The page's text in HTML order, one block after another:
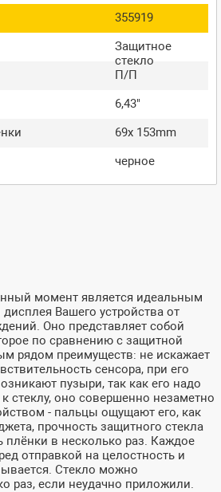
355919
Защитное
стекло
П/П
6,43"
69x 153mm
черное
момент является идеальным
Вашего устройства от
Оно представляет собой
по сравнению с защитной
рядом преимуществ: не искажает
сенсора, при его
пузыри, так как его надо
стеклу, оно совершенно незаметно
- пальцы ощущают его, как
прочность защитного стекла
плёнки в несколько раз. Каждое
отправкой на целостность и
Стекло можно
раз, если неудачно приложили.